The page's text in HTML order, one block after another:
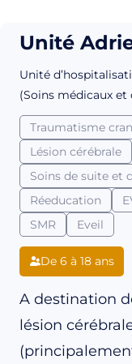
Unité
Unité
(Soins médicaux
Traumatisme
Lésion cérébrale
Soins de suite et
Réeducation
SMR
Eveil
De 6 à 18 ans
A destination
lésion